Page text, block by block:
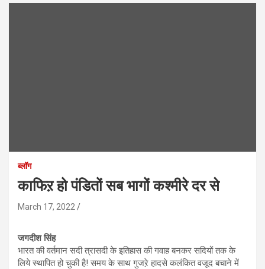
ब्लॉग
काफिऱ हो पंडितों सब भागों कश्मीरे दर से
March 17, 2022
जगदीश सिंह
भारत की वर्तमान सदी त्रासदी के इतिहास की गवाह बनकर सदियों तक के
लिये स्थापित हो चुकी है! समय के साथ गुजऱे हादसे कलंकित वजूद बचाने में